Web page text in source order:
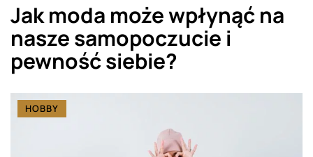
Jak moda może wpłynąć na
nasze samopoczucie i
pewność siebie?
HOBBY